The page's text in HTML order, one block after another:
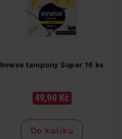
Innese tampony Super 16 ks
49,90 Kč
Do košíku